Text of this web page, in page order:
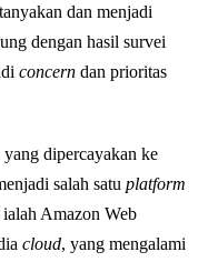
dan menjadi
dengan hasil survei
concern dan prioritas
dipercayakan ke
salah satu platform
Amazon Web
cloud, yang mengalami